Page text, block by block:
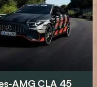
AMG CLA 45